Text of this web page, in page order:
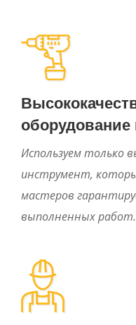
оборудование
Используем только
инструмент,
мастеров
выполненных работ.